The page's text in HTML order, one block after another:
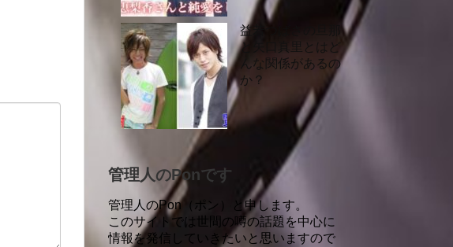
益若つばさの旦那
と矢口真里とはど
んな関係があるの
か？
管理人のPonです
管理人のPon（ポン）と申します。
このサイトでは世間の噂の話題を中心に
情報を発信していきたいと思いますので